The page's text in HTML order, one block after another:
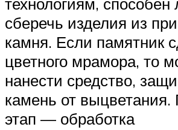
сберечь изделия из
камня. Если памятник
цветного мрамора, то
нанести средство,
камень от выцветания.
этап — обработка